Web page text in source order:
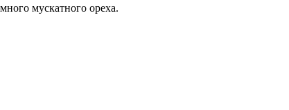
мускатного ореха.